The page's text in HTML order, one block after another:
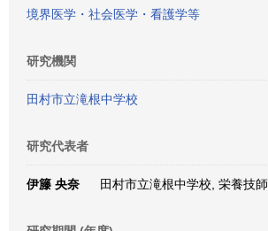
境界医学・社会医学・看護学等
研究機関
田村市立滝根中学校
研究代表者
伊籐 央奈 田村市立滝根中学校, 栄養技師